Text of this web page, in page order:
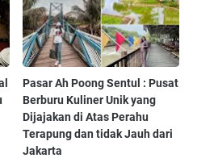
Pasar Ah Poong Sentul : Pusat
Berburu Kuliner Unik yang
Dijajakan di Atas Perahu
Terapung dan tidak Jauh dari
Jakarta